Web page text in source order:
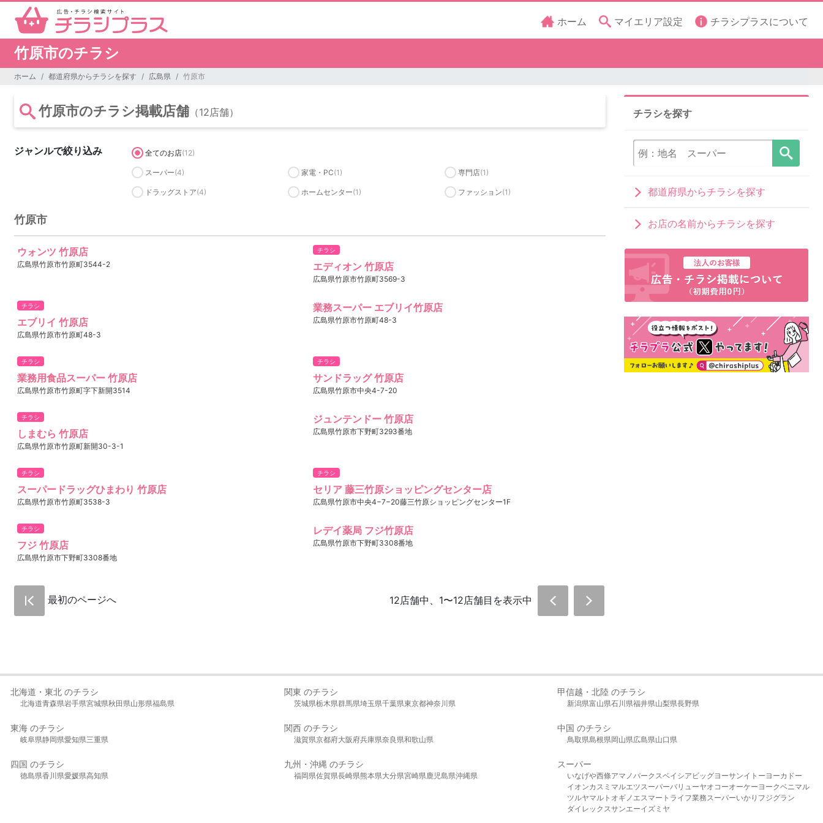
ホーム マイエリア設定 チラシプラスについて
竹原市のチラシ
ホーム 都道府県からチラシを探す 広島県 竹原市
竹原市のチラシ掲載店舗 （12店舗）
ジャンルで絞り込み 全てのお店(12)
スーパー(4) 家電・PC(1) 専門店(1)
ドラッグストア(4) ホームセンター(1) ファッション(1)
竹原市
ウォンツ 竹原店
広島県竹原市竹原町3544-2
チラシ
エディオン 竹原店
広島県竹原市竹原町3569-3
チラシ
エブリイ 竹原店
広島県竹原市竹原町48-3
業務スーパー エブリイ竹原店
広島県竹原市竹原町48-3
チラシ
業務用食品スーパー 竹原店
広島県竹原市竹原町字下新開3514
チラシ
サンドラッグ 竹原店
広島県竹原市中央4-7-20
チラシ
しまむら 竹原店
広島県竹原市竹原町新開30-3-1
ジュンテンドー 竹原店
広島県竹原市下野町3293番地
チラシ
スーパードラッグひまわり 竹原店
広島県竹原市竹原町3538-3
チラシ
セリア 藤三竹原ショッピングセンター店
広島県竹原市中央4−7−20藤三竹原ショッピングセンター1F
チラシ
フジ 竹原店
広島県竹原市下野町3308番地
レデイ薬局 フジ竹原店
広島県竹原市下野町3308番地
最初のページへ 12店舗中、1〜12店舗目を表示中
チラシを探す
都道府県からチラシを探す
お店の名前からチラシを探す
北海道・東北 のチラシ
北海道青森県岩手県宮城県秋田県山形県福島県
関東 のチラシ
茨城県栃木県群馬県埼玉県千葉県東京都神奈川県
甲信越・北陸 のチラシ
新潟県富山県石川県福井県山梨県長野県
東海 のチラシ
岐阜県静岡県愛知県三重県
関西 のチラシ
滋賀県京都府大阪府兵庫県奈良県和歌山県
中国 のチラシ
鳥取県島根県岡山県広島県山口県
四国 のチラシ
徳島県香川県愛媛県高知県
九州・沖縄 のチラシ
福岡県佐賀県長崎県熊本県大分県宮崎県鹿児島県沖縄県
スーパー
いなげや西條アマノパークスベイシア ビッグヨーサンイトーヨーカドー
イオンカスミ マルエツスーパーバリューヤオコーオーケー ヨークベニマル
ツルヤマルト オギノ エスマート ライフ業務スーパーいかり フジグラン
ダイレックスサンエーイズミヤ